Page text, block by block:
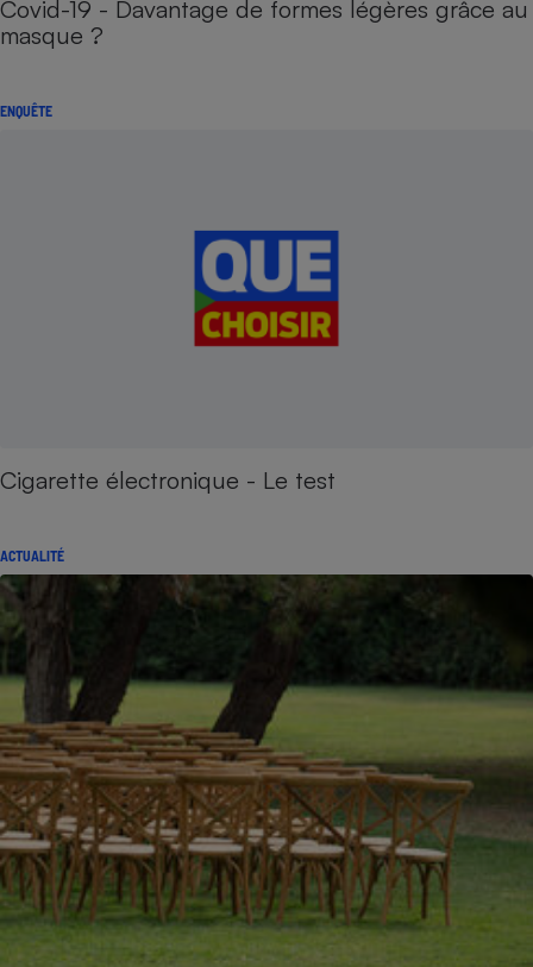
Covid-19 - Davantage de formes légères grâce au
masque ?
ENQUÊTE
Cigarette électronique - Le test
ACTUALITÉ